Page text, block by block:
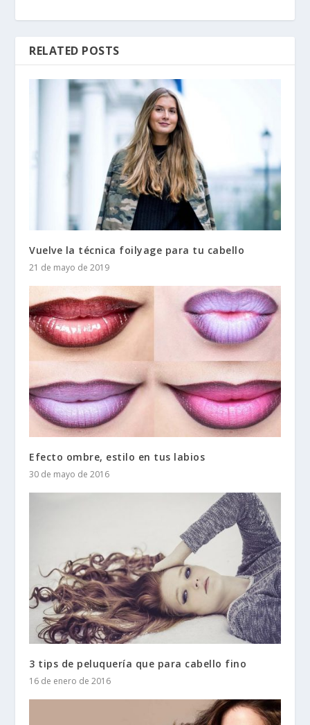
RELATED POSTS
Vuelve la técnica foilyage para tu cabello
21 de mayo de 2019
Efecto ombre, estilo en tus labios
30 de mayo de 2016
3 tips de peluquería que para cabello fino
16 de enero de 2016